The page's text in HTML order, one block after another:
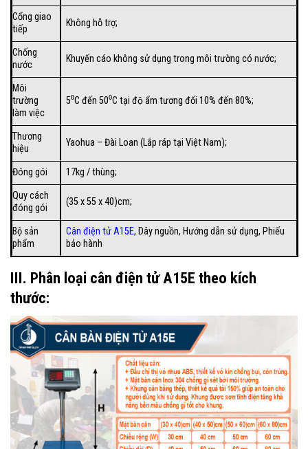
Cổng giao
tiếp
Không hỗ trợ;
Chống
nước
Khuyến cáo không sử dụng trong môi trường có nước;
Môi
trường
làm việc
5⁰C đến 50⁰C tại độ ẩm tương đối 10% đến 80%;
Thương
hiệu
Yaohua – Đài Loan (Lắp ráp tại Việt Nam);
Đóng gói
17kg / thùng;
Quy cách
đóng gói
(35 x 55 x 40)cm;
Bộ sản
phẩm
Cân điện tử A15E, Dây nguồn, Hướng dẫn sử dụng, Phiếu
bảo hành
III. Phân loại cân điện tử A15E theo kích
thước: